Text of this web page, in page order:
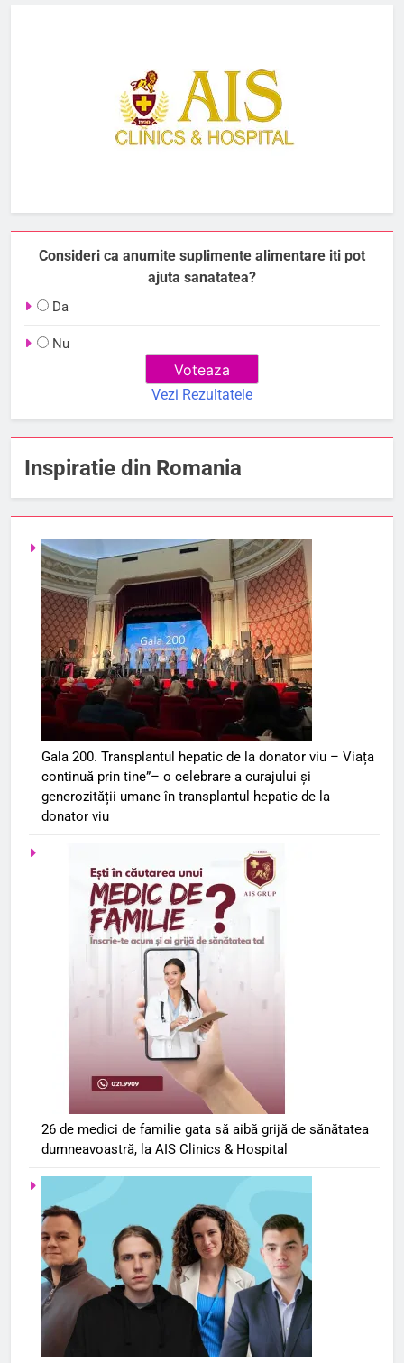
Consideri ca anumite suplimente alimentare iti pot
ajuta sanatatea?
Da
Nu
Vezi Rezultatele
Inspiratie din Romania
Gala 200. Transplantul hepatic de la donator viu – Viața
continuă prin tine”– o celebrare a curajului și
generozității umane în transplantul hepatic de la
donator viu
26 de medici de familie gata să aibă grijă de sănătatea
dumneavoastră, la AIS Clinics & Hospital